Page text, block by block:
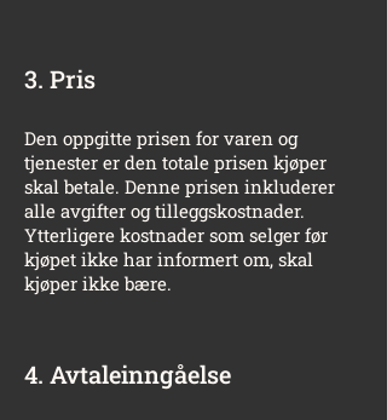
3. Pris
Den oppgitte prisen for varen og
tjenester er den totale prisen kjøper
skal betale. Denne prisen inkluderer
alle avgifter og tilleggskostnader.
Ytterligere kostnader som selger før
kjøpet ikke har informert om, skal
kjøper ikke bære.
4. Avtaleinngåelse